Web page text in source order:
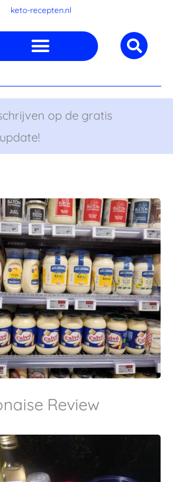
keto-recepten.nl
op de gratis
Review